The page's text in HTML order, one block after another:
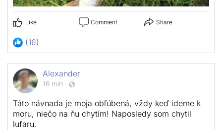
Like Comment Share
(16)
Alexander
16 min ·
Táto návnada je moja obľúbená, vždy keď ideme k
moru, niečo na ňu chytím! Naposledy som chytil
lufaru.